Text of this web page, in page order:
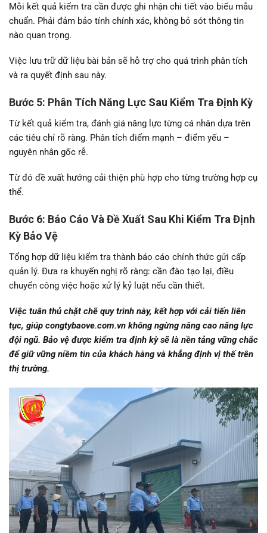
Mỗi kết quả kiểm tra cần được ghi nhận chi tiết vào biểu mẫu
chuẩn. Phải đảm bảo tính chính xác, không bỏ sót thông tin
nào quan trọng.
Việc lưu trữ dữ liệu bài bản sẽ hỗ trợ cho quá trình phân tích
và ra quyết định sau này.
Bước 5: Phân Tích Năng Lực Sau Kiểm Tra Định Kỳ
Từ kết quả kiểm tra, đánh giá năng lực từng cá nhân dựa trên
các tiêu chí rõ ràng. Phân tích điểm mạnh – điểm yếu –
nguyên nhân gốc rễ.
Từ đó đề xuất hướng cải thiện phù hợp cho từng trường hợp cụ
thể.
Bước 6: Báo Cáo Và Đề Xuất Sau Khi Kiểm Tra Định
Kỳ Bảo Vệ
Tổng hợp dữ liệu kiểm tra thành báo cáo chính thức gửi cấp
quản lý. Đưa ra khuyến nghị rõ ràng: cần đào tạo lại, điều
chuyển công việc hoặc xử lý kỷ luật nếu cần thiết.
Việc tuân thủ chặt chẽ quy trình này, kết hợp với cải tiến liên
tục, giúp congtybaove.com.vn không ngừng nâng cao năng lực
đội ngũ. Bảo vệ được kiểm tra định kỳ sẽ là nền tảng vững chắc
để giữ vững niềm tin của khách hàng và khẳng định vị thế trên
thị trường.